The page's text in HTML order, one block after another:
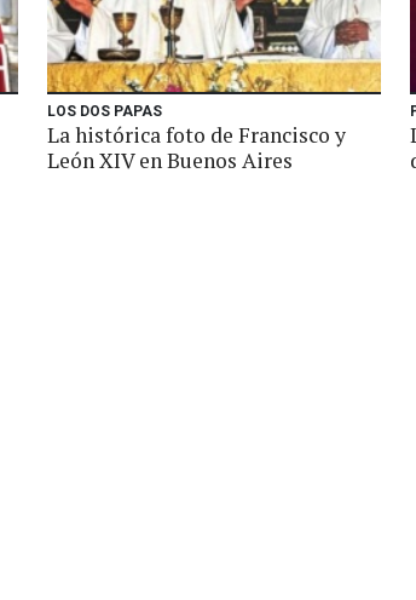
LOS DOS PAPAS
La histórica foto de Francisco y
León XIV en Buenos Aires